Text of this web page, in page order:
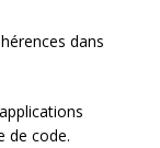
dans
de code.